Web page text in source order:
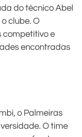
do técnico Abel
clube. O
competitivo e
encontradas
o Palmeiras
O time